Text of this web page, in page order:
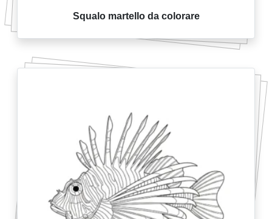
Squalo martello da colorare